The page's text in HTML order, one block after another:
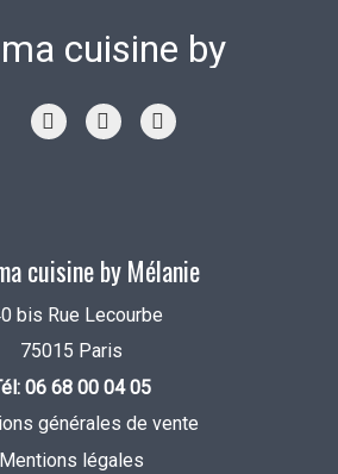
cuisine by Mélanie
bis Rue Lecourbe
75015 Paris
06 68 00 04 05
générales de vente
Mentions légales